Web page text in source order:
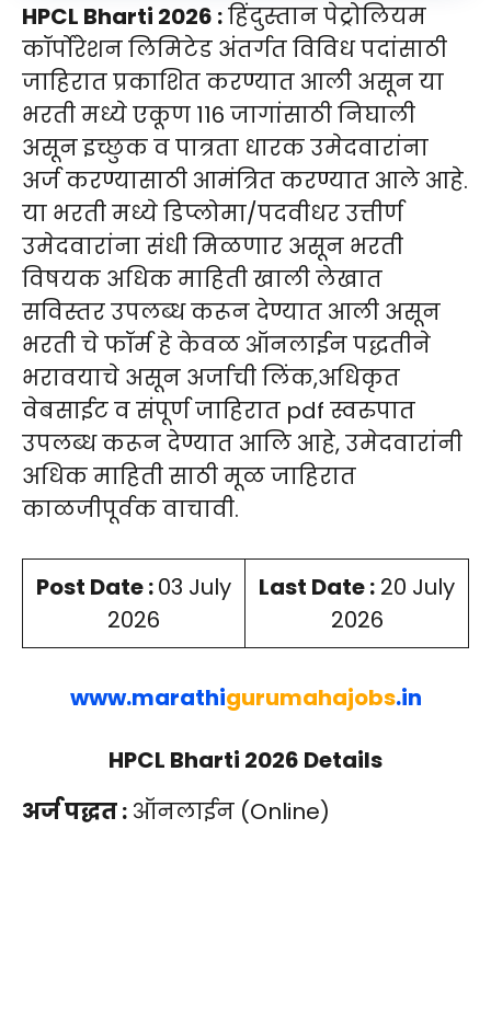
HPCL Bharti 2026 :हिंदुस्तान पेट्रोलियम
कॉर्पोरेशन लिमिटेड अंतर्गत विविध पदांसाठी
जाहिरात प्रकाशित करण्यात आली असून या
भरती मध्ये एकूण 116 जागांसाठी निघाली
असून इच्छुक व पात्रता धारक उमेदवारांना
अर्ज करण्यासाठी आमंत्रित करण्यात आले आहे.
या भरती मध्ये डिप्लोमा/पदवीधर उत्तीर्ण
उमेदवारांना संधी मिळणार असून भरती
विषयक अधिक माहिती खाली लेखात
सविस्तर उपलब्ध करून देण्यात आली असून
भरती चे फॉर्म हे केवळ ऑनलाईन पद्धतीने
भरावयाचे असून अर्जाची लिंक,अधिकृत
वेबसाईट व संपूर्ण जाहिरात pdf स्वरुपात
उपलब्ध करून देण्यात आलि आहे, उमेदवारांनी
अधिक माहिती साठी मूळ जाहिरात
काळजीपूर्वक वाचावी.
Post Date :03 July
2026
Last Date : 20 July
2026
www.marathigurumahajobs.in
HPCL Bharti 2026 Details
अर्ज पद्धत : ऑनलाईन (Online)